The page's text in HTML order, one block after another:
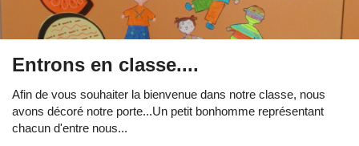
Entrons en classe....
Afin de vous souhaiter la bienvenue dans notre classe, nous
avons décoré notre porte...Un petit bonhomme représentant
chacun d'entre nous...